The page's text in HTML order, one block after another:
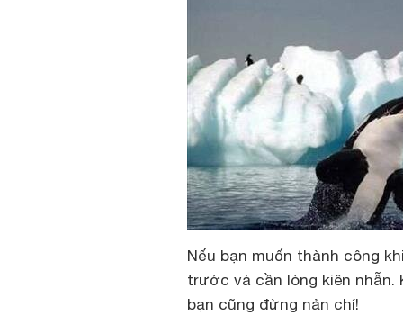
Nếu bạn muốn thành công
trước và cần lòng kiên nhẫn.
bạn cũng đừng nản chí!